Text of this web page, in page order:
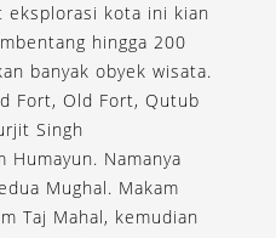
eksplorasi kota ini kian
hingga 200
banyak obyek wisata.
Fort, Old Fort, Qutub
Singh
Humayun. Namanya
Mughal. Makam
Taj Mahal, kemudian